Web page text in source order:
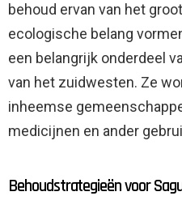
behoud ervan van het
ecologische belang
een belangrijk onderdeel
van het zuidwesten. Ze
inheemse
medicijnen en ander
Behoudstrategieën voor